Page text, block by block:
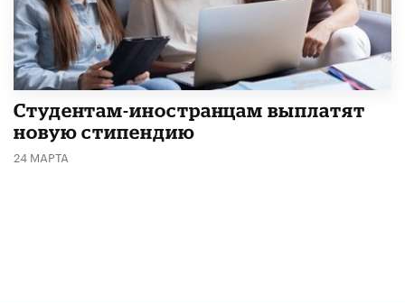
Студентам-иностранцам выплатят
новую стипендию
24 МАРТА